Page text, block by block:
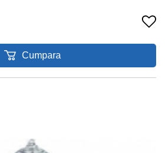
Cumpara